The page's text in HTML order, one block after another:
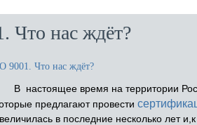
Что нас ждёт?
9001. Что нас ждёт?
В настоящее время на территории
предлагают провести
в последние несколько лет